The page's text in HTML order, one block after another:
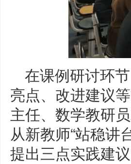
在课例研讨环
亮点、改进建议
主任、数学教研
从新教师“站稳讲
提出三点实践建议